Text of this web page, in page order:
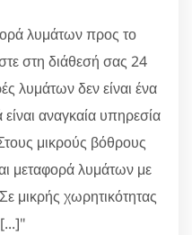
λυμάτων προς το
στη διάθεσή σας 24
λυμάτων δεν είναι ένα
αναγκαία υπηρεσία
μικρούς βόθρους
μεταφορά λυμάτων με
μικρής χωρητικότητας